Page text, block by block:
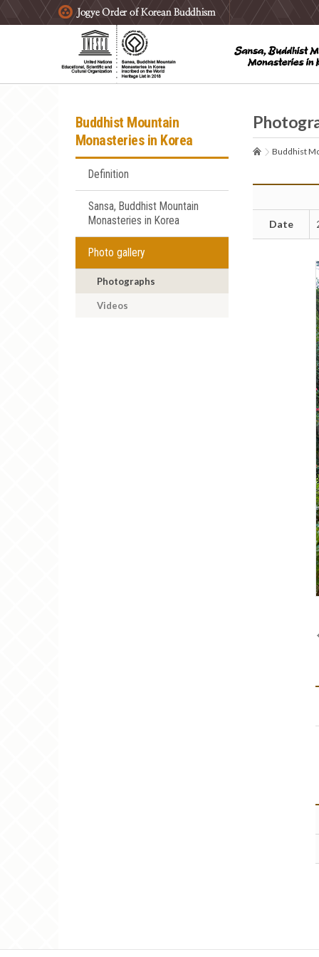
주요메뉴 바로가기
본문 바로가기
하단메뉴 바로가기
Buddhist Mountain
Monasteries in Korea
Definition
Sansa, Buddhist Mountain
Monasteries in Korea
Photo gallery
Photographs
Videos
Buddhist
Date